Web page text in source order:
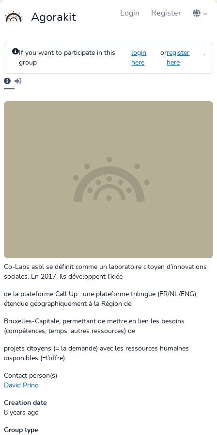
Agorakit Login Register
If you want to participate in this
group
login
here
orregister
here
.
Co-Labs asbl se définit comme un laboratoire citoyen d’innovations
sociales. En 2017, ils développent l’idée
de la plateforme Call Up : une plateforme trilingue (FR/NL/ENG),
étendue géographiquement à la Région de
Bruxelles-Capitale, permettant de mettre en lien les besoins
(compétences, temps, autres ressources) de
projets citoyens (= la demande) avec les ressources humaines
disponibles (=l’offre).
Contact person(s)
David Prino
Creation date
8 years ago
Group type